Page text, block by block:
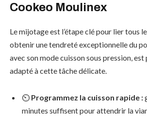
Cookeo Moulinex
Le mijotage est l’étape clé pour lier tous
obtenir une tendreté exceptionnelle du
avec son mode cuisson sous pression,
adapté à cette tâche délicate.
⏲️ Programmez la cuisson rapide :
minutes suffisent pour attendrir la